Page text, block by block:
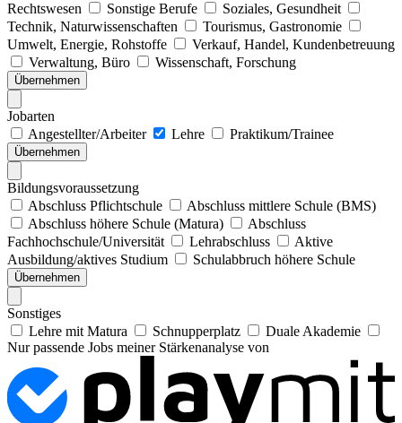
Rechtswesen
Sonstige Berufe
Soziales, Gesundheit
Technik, Naturwissenschaften
Tourismus, Gastronomie
Umwelt, Energie, Rohstoffe
Verkauf, Handel, Kundenbetreuung
Verwaltung, Büro
Wissenschaft, Forschung
Übernehmen
Jobarten
Angestellter/Arbeiter
Lehre Praktikum/Trainee
Übernehmen
Bildungsvoraussetzung
Abschluss Pflichtschule
Abschluss mittlere Schule (BMS)
Abschluss höhere Schule (Matura)
Abschluss
Fachhochschule/Universität
Lehrabschluss
Aktive
Ausbildung/aktives Studium
Schulabbruch höhere Schule
Übernehmen
Sonstiges
Lehre mit Matura
Schnupperplatz
Duale Akademie
Nur passende Jobs meiner Stärkenanalyse von